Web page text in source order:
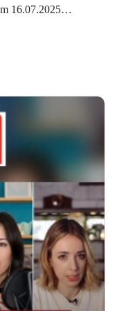
was die
was Ärzte
über ein
16.07.2025
diskutieren der
Dr. Kay
der Corona-Krise.
Eine groß
deutlich
COVID-19-
Gesundheitsdaten
bei Geimpften in
Auch wenn
Befund ernsthafte